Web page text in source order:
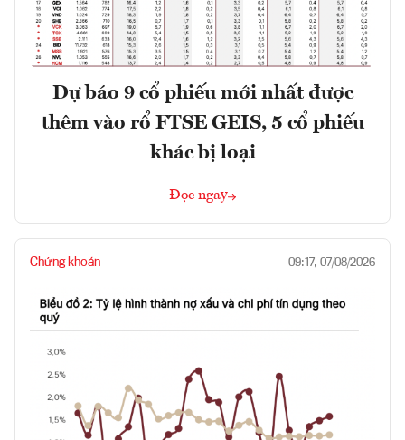
Dự báo 9 cổ phiếu mới nhất được
thêm vào rổ FTSE GEIS, 5 cổ phiếu
khác bị loại
Đọc ngay
Chứng khoán 09:17, 07/08/2026